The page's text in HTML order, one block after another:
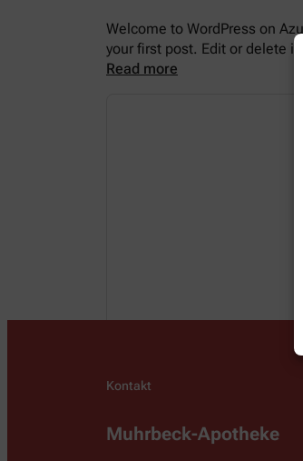
Welcome to WordPress on
your first post. Edit or delete
Read more
Kontakt
Muhrbeck-Apotheke